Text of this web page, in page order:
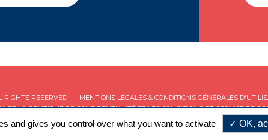
RIGHTS RESERVED
MENTIONS LÉGALES & CONDITIONS GÉNÉRALES
ET LAPOLITIQUE DE CONFIDENTIALITÉET LESCONDITIONS DE SERVICEDE
and gives you control over what you want to activate OK,